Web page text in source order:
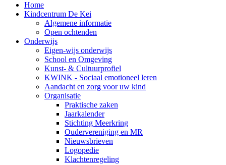
Home
Kindcentrum De Kei
Algemene informatie
Open ochtenden
Onderwijs
Eigen-wijs onderwijs
School en Omgeving
Kunst- & Cultuurprofiel
KWINK - Sociaal emotioneel leren
Aandacht en zorg voor uw kind
Organisatie
Praktische zaken
Jaarkalender
Stichting Meerkring
Oudervereniging en MR
Nieuwsbrieven
Logopedie
Klachtenregeling